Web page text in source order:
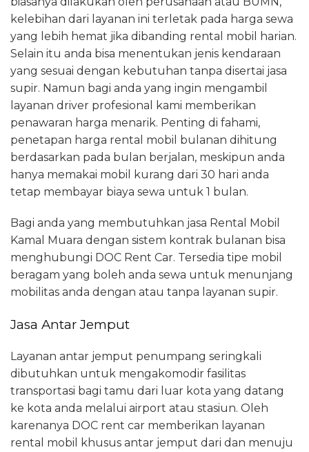
kelebihan dari layanan ini terletak pada harga sewa
yang lebih hemat jika dibanding rental mobil harian.
Selain itu anda bisa menentukan jenis kendaraan
yang sesuai dengan kebutuhan tanpa disertai jasa
supir. Namun bagi anda yang ingin mengambil
layanan driver profesional kami memberikan
penawaran harga menarik. Penting di fahami,
penetapan harga rental mobil bulanan dihitung
berdasarkan pada bulan berjalan, meskipun anda
hanya memakai mobil kurang dari 30 hari anda
tetap membayar biaya sewa untuk 1 bulan.
Bagi anda yang membutuhkan jasa Rental Mobil
Kamal Muara dengan sistem kontrak bulanan bisa
menghubungi DOC Rent Car. Tersedia tipe mobil
beragam yang boleh anda sewa untuk menunjang
mobilitas anda dengan atau tanpa layanan supir.
Jasa Antar Jemput
Layanan antar jemput penumpang seringkali
dibutuhkan untuk mengakomodir fasilitas
transportasi bagi tamu dari luar kota yang datang
ke kota anda melalui airport atau stasiun. Oleh
karenanya DOC rent car memberikan layanan
rental mobil khusus antar jemput dari dan menuju